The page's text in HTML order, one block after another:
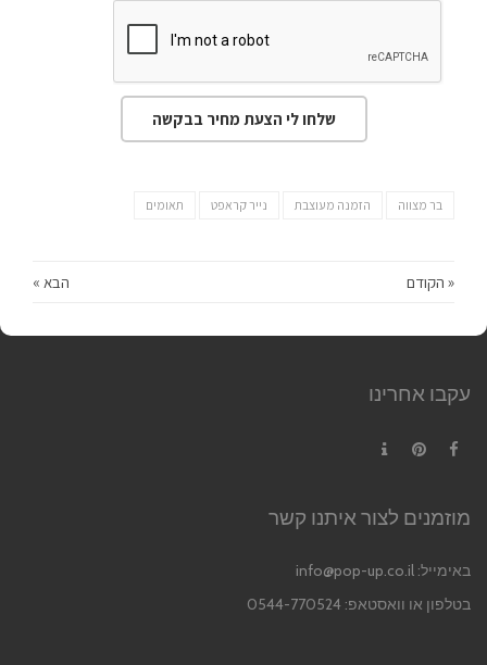
שלחו לי הצעת מחיר בבקשה
בר מצווה הזמנה מעוצבת נייר קראפט תאומים
« הקודם הבא »
עקבו אחרינו
מוזמנים לצור איתנו קשר
באימייל: info@pop-up.co.il
בטלפון או וואסטאפ: 0544-770524